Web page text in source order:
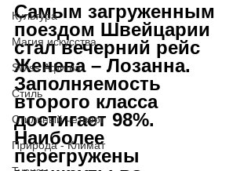
Культура
Магия искусства
Swiss Афиша
Стиль
Стильный четверг
Природа - Климат
Самым загруженным
поездом Швейцарии
стал вечерний рейс
Женева – Лозанна.
Заполняемость
второго класса
достигает 98%.
Наиболее
перегружены